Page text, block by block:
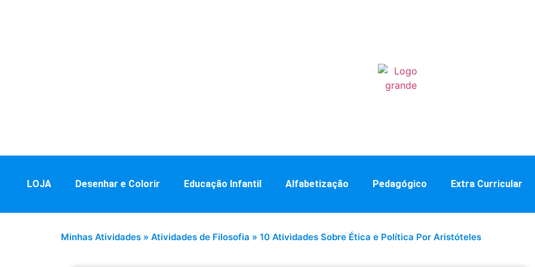
LOJA Desenhar e Colorir Educação Infantil Alfabetização Pedagógico Extra Curricular
Minhas Atividades » Atividades de Filosofia » 10 Atividades Sobre Ética e Política Por Aristóteles